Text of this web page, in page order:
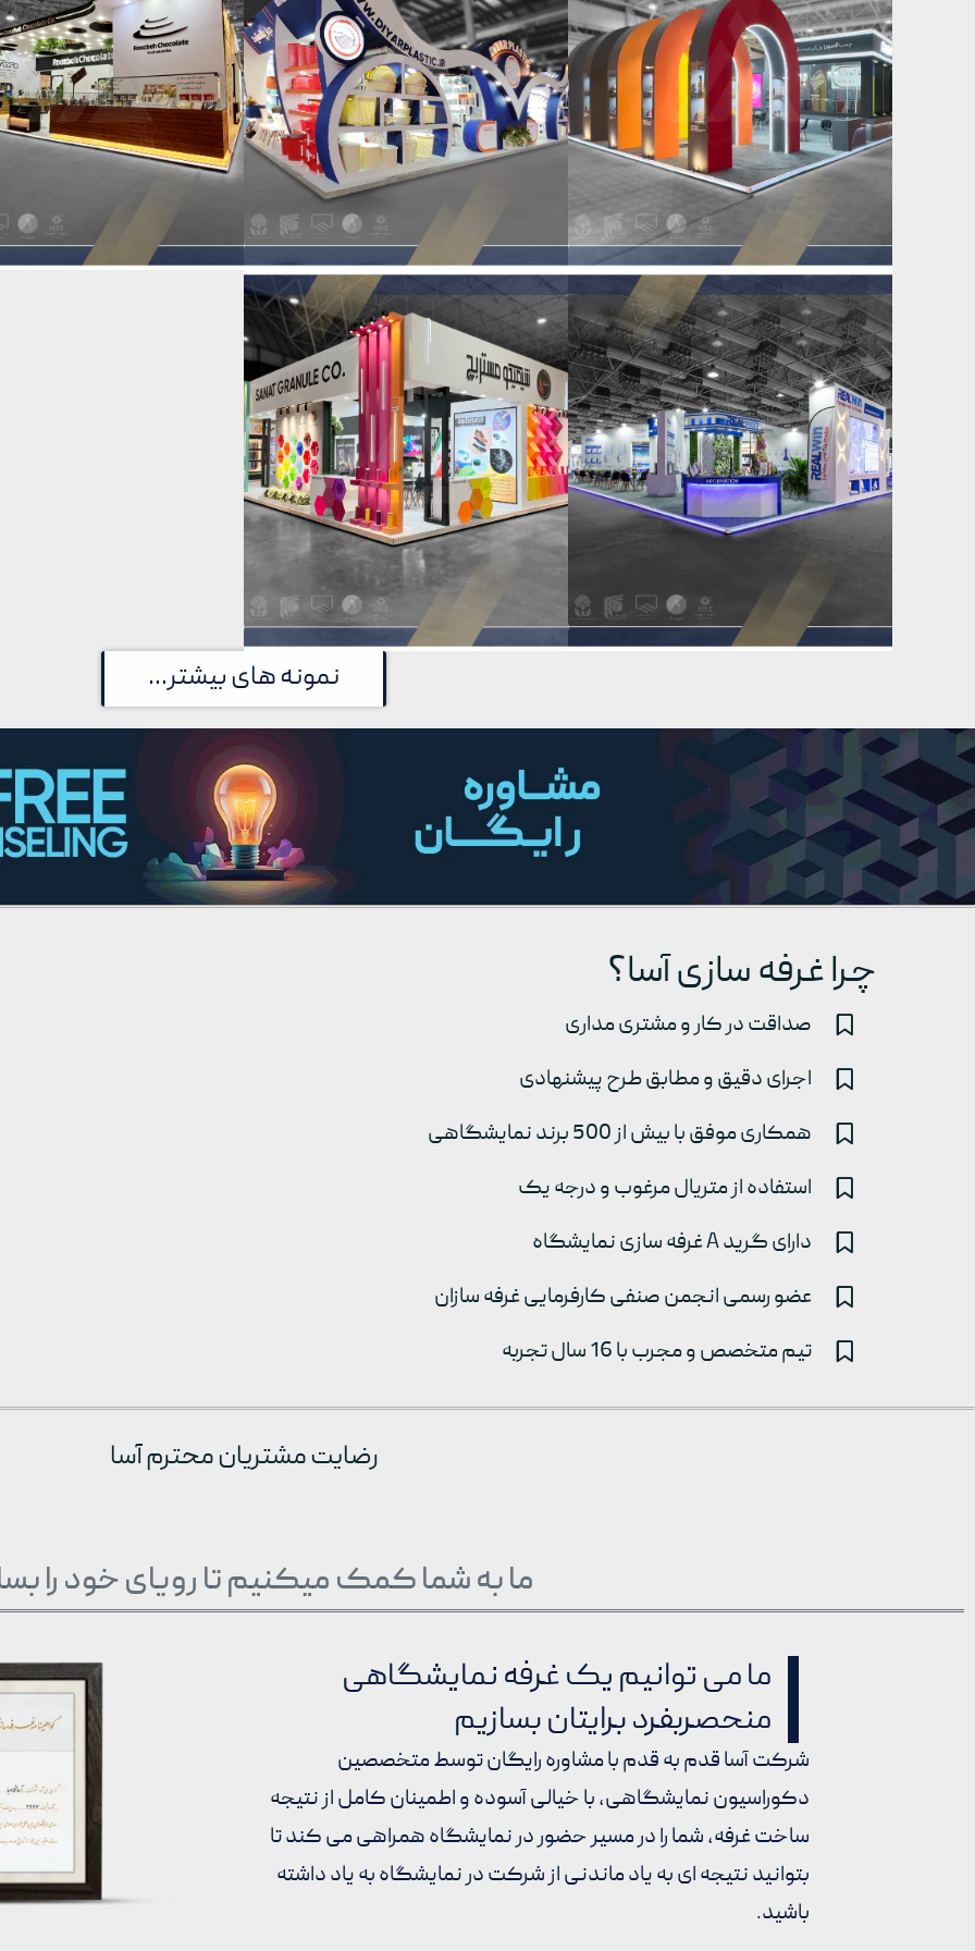
غرفه شرکت کاسپین
غرفه شرکت
دیارپلاستیک
غرفه شرکت
شکلات
غرفه شرکت رئال وین
غرفه شرکت صنعت
گرانول
نمونه های بیشتر...
چرا غرفه سازی آسا؟
صداقت در کار و مشتری مداری
اجرای دقیق و مطابق طرح پیشنهادی
همکاری موفق با بیش از 500 برند نمایشگاهی
استفاده از متریال مرغوب و درجه یک
دارای گرید A غرفه سازی نمایشگاه
عضو رسمی انجمن صنفی کارفرمایی غرفه سازان
تیم متخصص و مجرب با 16 سال تجربه
رضایت مشتریان محترم آسا
ما به شما کمک میکنیم تا رویای خود را
ما می توانیم یک غرفه نمایشگاهی
منحصربفرد برایتان بسازیم
شرکت آسا قدم به قدم با مشاوره رایگان توسط متخصصین
دکوراسیون نمایشگاهی، با خیالی آسوده و اطمینان کامل از نتیجه
ساخت غرفه، شما را در مسیر حضور در نمایشگاه همراهی می کند تا
بتوانید نتیجه ای به یاد ماندنی از شرکت در نمایشگاه به یاد داشته
باشید.